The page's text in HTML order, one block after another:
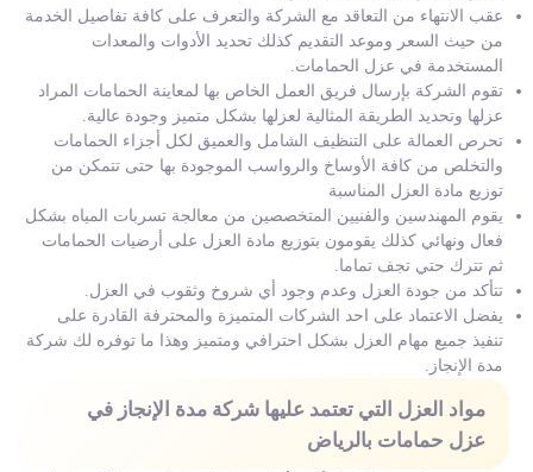
عقب الانتهاء من التعاقد مع الشركة والتعرف على كافة تفاصيل الخدمة
من حيث السعر وموعد التقديم كذلك تحديد الأدوات والمعدات
المستخدمة في عزل الحمامات.
تقوم الشركة بإرسال فريق العمل الخاص بها لمعاينة الحمامات المراد
عزلها وتحديد الطريقة المثالية لعزلها بشكل متميز وجودة عالية.
تحرص العمالة على التنظيف الشامل والعميق لكل أجزاء الحمامات
والتخلص من كافة الأوساخ والرواسب الموجودة بها حتى تتمكن من
توزيع مادة العزل المناسبة
يقوم المهندسين والفنيين المتخصصين من معالجة تسربات المياه بشكل
فعال ونهائي كذلك يقومون بتوزيع مادة العزل على أرضيات الحمامات
ثم تترك حتي تجف تماما.
تتأكد من جودة العزل وعدم وجود أي شروخ وثقوب في العزل.
يفضل الاعتماد على احد الشركات المتميزة والمحترفة القادرة على
تنفيذ جميع مهام العزل بشكل احترافي ومتميز وهذا ما توفره لك شركة
مدة الإنجاز.
مواد العزل التي تعتمد عليها شركة مدة الإنجاز في
عزل حمامات بالرياض